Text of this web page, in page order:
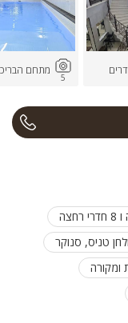
5
מתחם
טניס, סנוקר
ומקורה